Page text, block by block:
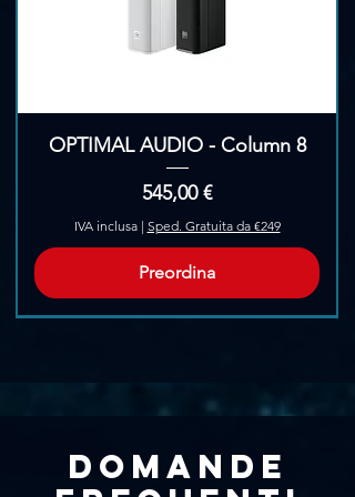
OPTIMAL AUDIO - Column 8
Prezzo
545,00 €
IVA inclusa| Sped. Gratuita da €249
Preordina
Domande